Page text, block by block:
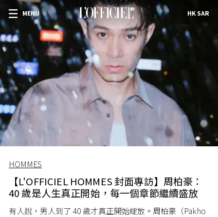
MENU HK SAR
HOMMES
【L'OFFICIEL HOMMES 封面專訪】周柏豪：
40 歲是人生真正開始，每一個章節繼續盛放
有人說，男人到了 40 歲才真正開始綻放。周柏豪（Pakho